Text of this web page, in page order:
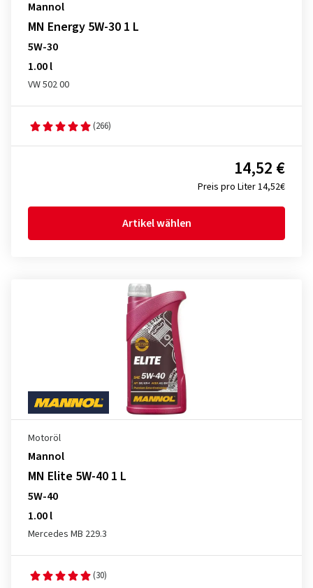
Mannol
MN Energy 5W-30 1 L
5W-30
1.00 l
VW 502 00
(266)
Preis pro Liter 14,52€
14,52 €
Artikel wählen
Motoröl
Mannol
MN Elite 5W-40 1 L
5W-40
1.00 l
Mercedes MB 229.3
(30)